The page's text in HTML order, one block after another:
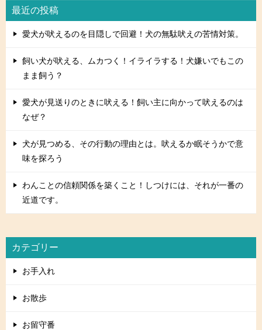
最近の投稿
愛犬が吠えるのを目隠しで回避！犬の無駄吠えの苦情対策。
飼い犬が吠える、ムカつく！イライラする！犬嫌いでもこの
まま飼う？
愛犬が見送りのときに吠える！飼い主に向かって吠えるのは
なぜ？
犬が見つめる、その行動の理由とは。吠えるか眠そうかで意
味を探ろう
わんことの信頼関係を築くこと！しつけには、それが一番の
近道です。
カテゴリー
お手入れ
お散歩
お留守番